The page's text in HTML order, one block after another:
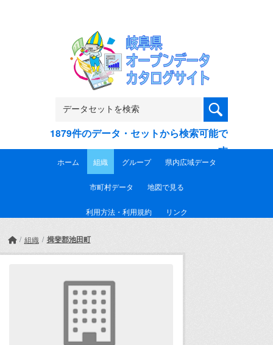
1879件のデータ・セットから検索可能で
す
ホーム 組織 グループ 県内広域データ
市町村データ 地図で見る
利用方法・利用規約 リンク
組織 揖斐郡池田町